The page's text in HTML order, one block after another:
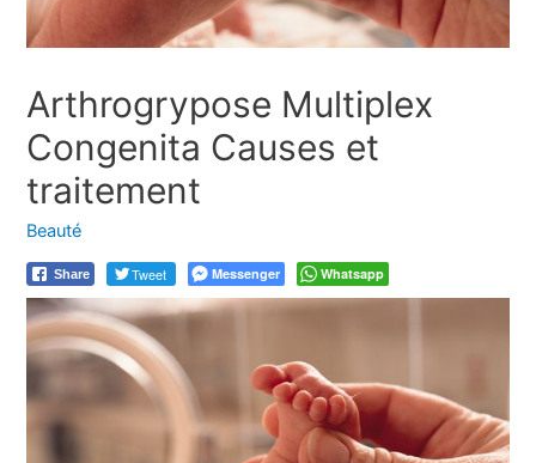
Arthrogrypose Multiplex
Congenita Causes et
traitement
Beauté
Share Tweet Messenger Whatsapp